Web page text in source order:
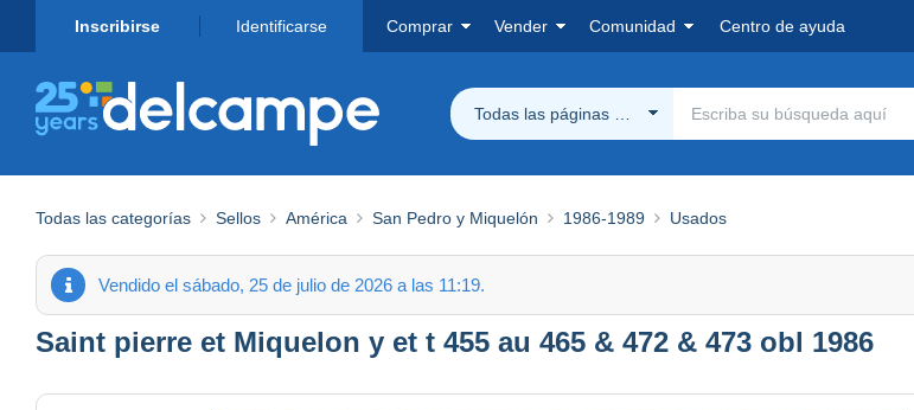
Inscribirse Identificarse Comprar Vender Comunidad Centro de ayuda
Todas las páginas Delcampe
Todas las categorías Sellos América San Pedro y Miquelón 1986-1989 Usados
Vendido el sábado, 25 de julio de 2026 a las 11:19.
Saint pierre et Miquelon y et t 455 au 465 & 472 & 473 obl 1986